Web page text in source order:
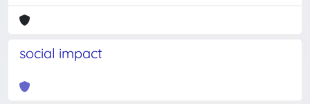
social impact